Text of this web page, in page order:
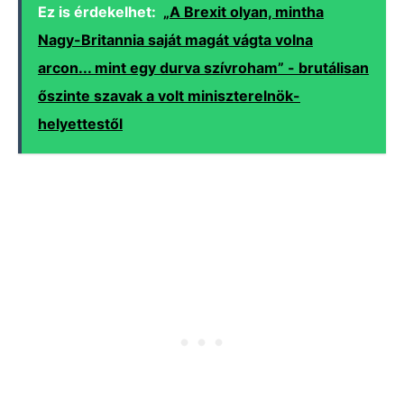
Ez is érdekelhet: „A Brexit olyan, mintha
Nagy-Britannia saját magát vágta volna
arcon... mint egy durva szívroham” - brutálisan
őszinte szavak a volt miniszterelnök-
helyettestől